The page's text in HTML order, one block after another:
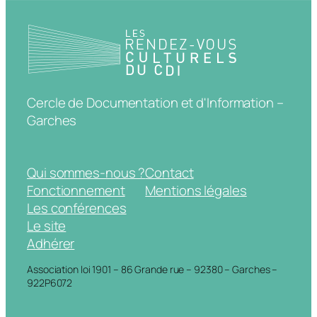
Cercle de Documentation et d'Information –
Garches
Qui sommes-nous ?
Fonctionnement
Les conférences
Le site
Adhérer
Contact
Mentions légales
Association loi 1901 – 86 Grande rue – 92380 – Garches –
922P6072